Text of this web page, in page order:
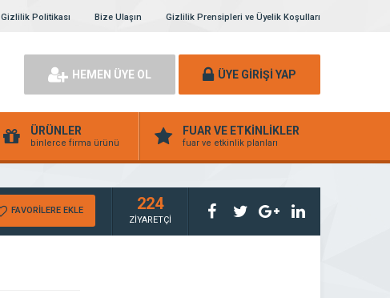
Gizlilik Politikası Bize Ulaşın Gizlilik Prensipleri ve Üyelik Koşulları
HEMEN ÜYE OL ÜYE GİRİŞİ YAP
ÜRÜNLER
binlerce firma ürünü
FUAR VE ETKİNLİKLER
fuar ve etkinlik planları
FAVORİLERE EKLE 224
ZİYARETÇİ